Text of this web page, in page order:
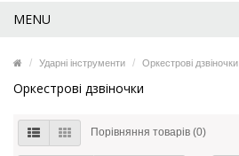
MENU
Ударні інструменти Оркестрові дзвіночки
Оркестрові дзвіночки
Порівняння товарів (0)